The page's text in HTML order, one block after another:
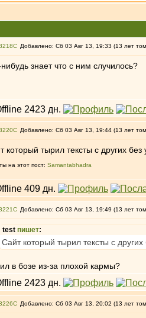
Добавлено: Сб 03 Авг 13, 19:33 (13 лет
нибудь знает что с ним случилось?
Добавлено: Сб 03 Авг 13, 19:44 (13 лет
который тырил тексты с других без
на этот пост: Samantabhadra
Добавлено: Сб 03 Авг 13, 19:49 (13 лет
test пишет:
Сайт который тырил тексты с других
в бозе из-за плохой кармы?
Добавлено: Сб 03 Авг 13, 20:02 (13 лет